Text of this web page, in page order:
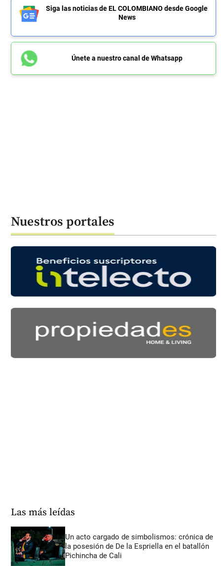
Siga las noticias de EL COLOMBIANO desde Google
News
Únete a nuestro canal de Whatsapp
Nuestros portales
Las más leídas
Un acto cargado de simbolismos: crónica de
la posesión de De la Espriella en el batallón
Pichincha de Cali